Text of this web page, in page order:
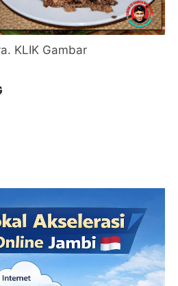
KLIK Gambar